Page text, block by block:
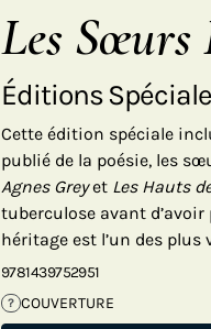
Les Sœurs
Éditions
Cette édition spéciale
publié de la poésie, les
Agnes Greyet Les Hauts
tuberculose avant
héritage est l’un des
9781439752951
? COUVERTURE